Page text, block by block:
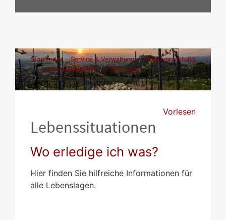
Startseite Service & Verwaltung
Stadtverwaltung
Lebenssituationen
Fahrzeuge
Kraftfahrzeug zulassen, abmelden oder ummelden
Vorlesen
Lebenssituationen
Wo erledige ich was?
Hier finden Sie hilfreiche Informationen für
alle Lebenslagen.